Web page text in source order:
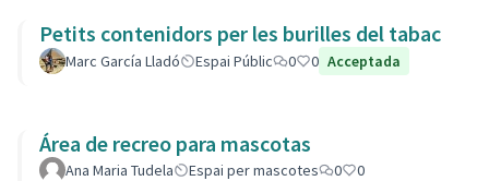
Petits contenidors per les burilles del tabac
Marc García Lladó Espai Públic 0 0 Acceptada
Área de recreo para mascotas
Ana Maria Tudela Espai per mascotes 0
0